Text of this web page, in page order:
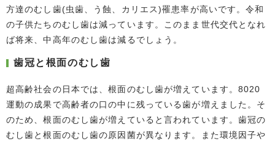
方達のむし歯(虫歯、う蝕、カリエス)罹患率が高いです。令和
の子供たちのむし歯は減っています。このまま世代交代となれ
ば将来、中高年のむし歯は減るでしょう。
歯冠と根面のむし歯
超高齢社会の日本では、根面のむし歯が増えています。8020
運動の成果で高齢者の口の中に残っている歯が増えました。そ
のため、根面のむし歯が増えていると言われています。歯冠の
むし歯と根面のむし歯の原因菌が異なります。また環境因子や